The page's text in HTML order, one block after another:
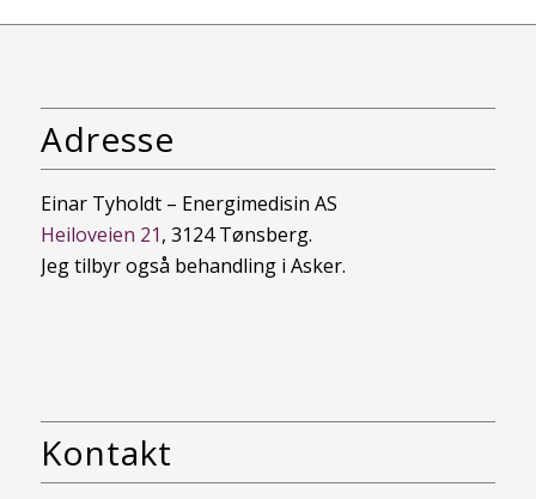
Adresse
Einar Tyholdt – Energimedisin AS
Heiloveien 21, 3124 Tønsberg.
Jeg tilbyr også behandling i Asker.
Kontakt